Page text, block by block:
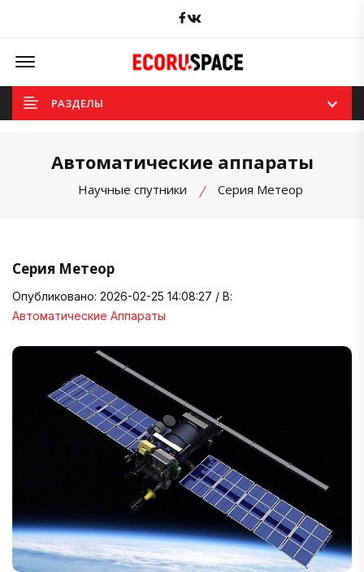
Facebook
Offcanvas Menu Open
РАЗДЕЛЫ
Автоматические аппараты
Научные спутники Серия Метеор
Серия Метеор
Опубликовано: 2026-02-25 14:08:27 / В:
Автоматические Аппараты